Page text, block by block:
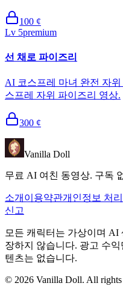
100 ¢
Lv 5premium
선 채로 파이즈리
AI 코스프레 마녀 완전 자
스프레 자위 파이즈리 영상.
300 ¢
Vanilla Doll
무료 AI 여친 동영상. 구독
소개 이용약관개인정보 처
신고
모든 캐릭터는 가상이며 AI
장하지 않습니다. 광고 수
텐츠는 없습니다.
© 2026 Vanilla Doll. All rights